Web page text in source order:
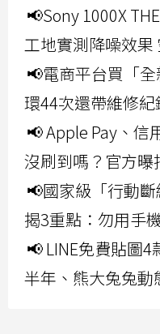
📢Sony 1000X
工地實測降噪效
📢電商平台買「
環44次還帶維修
📢 Apple Pay、信
沒刷到嗎？官方曝
📢國家級「行動
揭3重點：勿用手
📢 LINE免費貼圖
半年、熊大兔兔動